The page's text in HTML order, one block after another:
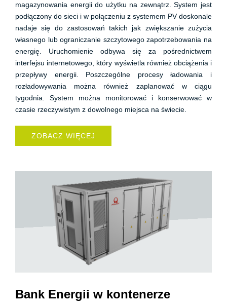
magazynowania energii do użytku na zewnątrz. System jest
podłączony do sieci i w połączeniu z systemem PV doskonale
nadaje się do zastosowań takich jak zwiększanie zużycia
własnego lub ograniczanie szczytowego zapotrzebowania na
energię. Uruchomienie odbywa się za pośrednictwem
interfejsu internetowego, który wyświetla również obciążenia i
przepływy energii. Poszczególne procesy ładowania i
rozładowywania można również zaplanować w ciągu
tygodnia. System można monitorować i konserwować w
czasie rzeczywistym z dowolnego miejsca na świecie.
ZOBACZ WIĘCEJ
Bank Energii w kontenerze